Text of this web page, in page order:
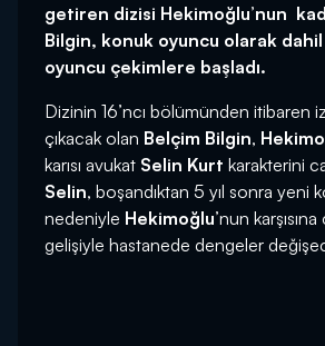
getiren dizisi Hekimoğlu’nun
Bilgin, konuk oyuncu olarak
oyuncu çekimlere başladı.
Dizinin 16’ncı bölümünden itibaren
çıkacak olan Belçim Bilgin,
karısı avukat Selin Kurt karakterini
Selin, boşandıktan 5 yıl sonra yeni
nedeniyle Hekimoğlu’nun karşısına
gelişiyle hastanede dengeler